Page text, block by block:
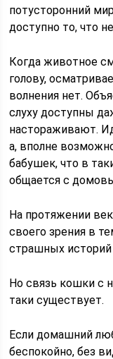
потусторонний
доступно то, что
Когда животное
голову,
волнения нет.
слуху доступны
настораживают.
а, вполне
бабушек, что в
общается с
На протяжении
своего зрения в
страшных историй
Но связь кошки с
таки существует.
Если домашний
беспокойно, без